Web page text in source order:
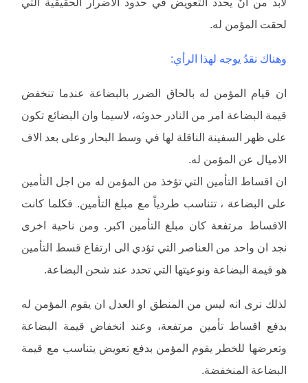
لحقت المؤمن له.
وهناك نقدُ يوجه لهذا الرأي:
ان قيام المؤمن له بالحاق الضرر بالبضاعة عندما تنخفض
قيمة البضاعة امر من النادر حدوثه، لاسيما وان البضائع تكون
على ظهر السفينة الناقلة لها في وسط البحار وعلى بعد الاف
الاميال عن المؤمن له.
ان اقساط التأمين التي تؤخذ من المؤمن له من اجل التأمين
على البضاعة ، تتناسب طردياً مع مبلغ التأمين. فكلما كانت
الاقساط مرتفعة كان مبلغ التأمين اكبر. ومن ناحية اخرى
نجد ان واحد من العناصر التي تؤدي الى ارتفاع قسط التأمين
هو قيمة البضاعة ونوعيتها التي تحدد عند شحن البضاعة.
لذلك نرى انه ليس من المنطق او العدل ان يقوم المؤمن له
بدفع اقساط تأمين مرتفعة، وعند انخفاض قيمة البضاعة
وتعرضها للخطر يقوم المؤمن بدفع تعويض يتناسب مع قيمة
البضاعة المنخفضة.